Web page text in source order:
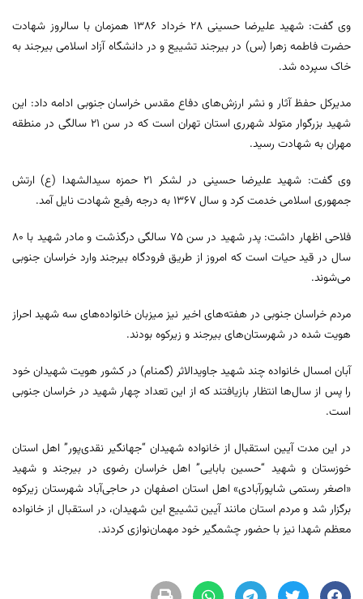
وی گفت: شهید علیرضا حسینی ۲۸ خرداد ۱۳۸۶ همزمان با سالروز شهادت
حضرت فاطمه زهرا (س) در بیرجند تشییع و در دانشگاه آزاد اسلامی بیرجند به
خاک سپرده شد.
مدیرکل حفظ آثار و نشر ارزش‌های دفاع مقدس خراسان جنوبی ادامه داد: این
شهید بزرگوار متولد شهرری استان تهران است که در سن ۲۱ سالگی در منطقه
مهران به شهادت رسید.
وی گفت: شهید علیرضا حسینی در لشکر ۲۱ حمزه سیدالشهدا (ع) ارتش
جمهوری اسلامی خدمت کرد و سال ۱۳۶۷ به درجه رفیع شهادت نایل آمد.
فلاحی اظهار داشت: پدر شهید در سن ۷۵ سالگی درگذشت و مادر شهید با ۸۰
سال در قید حیات است که امروز از طریق فرودگاه بیرجند وارد خراسان جنوبی
می‌شوند.
مردم خراسان جنوبی در هفته‌های اخیر نیز میزبان خانواده‌های سه شهید احراز
هویت شده در شهرستان‌های بیرجند و زیرکوه بودند.
آبان امسال خانواده چند شهید جاویدالاثر (گمنام) در کشور هویت شهیدان خود
را پس از سال‌ها انتظار بازیافتند که از این تعداد چهار شهید در خراسان جنوبی
است.
در این مدت آیین استقبال از خانواده شهیدان “جهانگیر نقدی‌پور” اهل استان
خوزستان و شهید “حسین بابایی” اهل خراسان رضوی در بیرجند و شهید
«اصغر رستمی شاپورآبادی» اهل استان اصفهان در حاجی‌آباد شهرستان زیرکوه
برگزار شد و مردم استان مانند آیین تشییع این شهیدان، در استقبال از خانواده
معظم شهدا نیز با حضور چشمگیر خود مهمان‌نوازی کردند.